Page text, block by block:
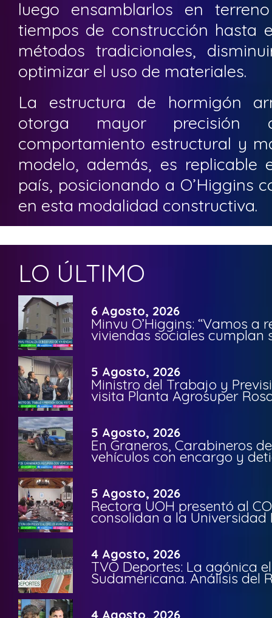
luego ensamblarlos en
tiempos de construcción hasta
métodos tradicionales,
optimizar el uso de materiales.
La estructura de hormigón
otorga mayor precisión
comportamiento estructural y
modelo, además, es replicable
país, posicionando a O’Higgins
en esta modalidad constructiva.
LO ÚLTIMO
6 Agosto, 2026
Minvu O’Higgins: “Vamos a
viviendas sociales cumplan
5 Agosto, 2026
Ministro del Trabajo y
visita Planta Agrosuper
5 Agosto, 2026
En Graneros, Carabineros
vehículos con encargo y
5 Agosto, 2026
Rectora UOH presentó al
consolidan a la Universidad
4 Agosto, 2026
TVO Deportes: La agónica
Sudamericana. Análisis del
4 Agosto, 2026